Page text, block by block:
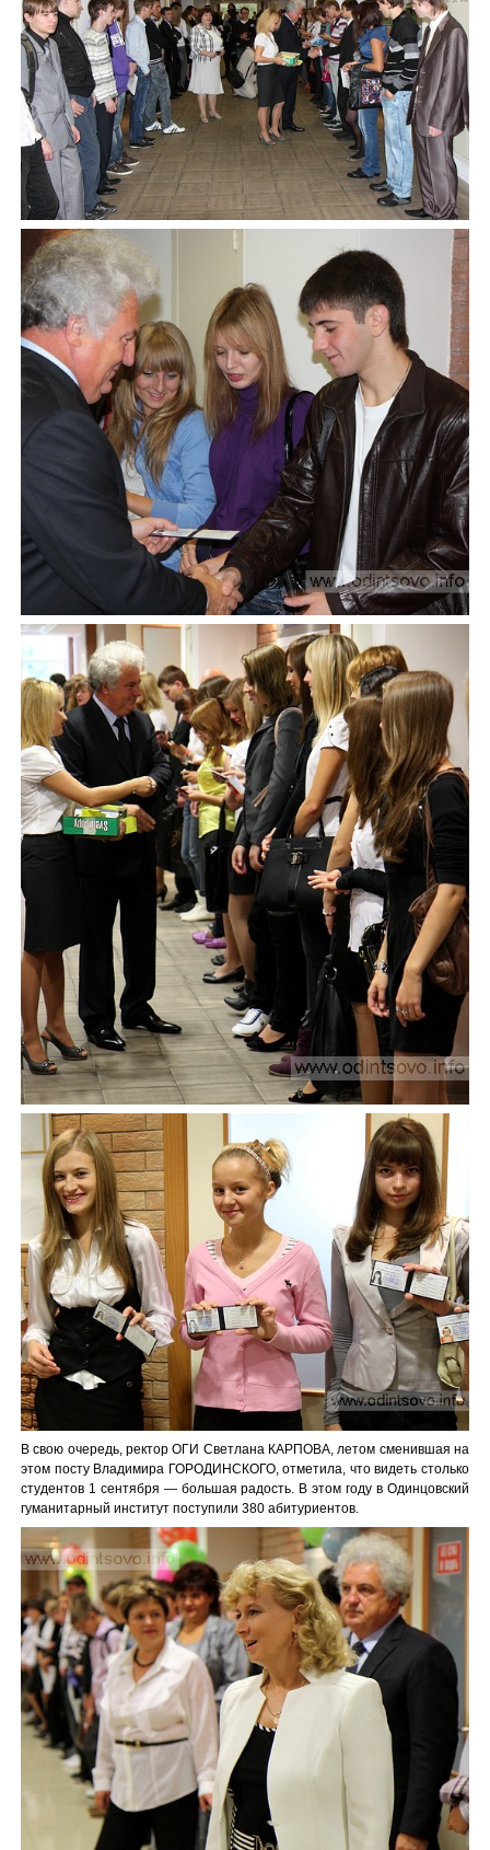
В свою очередь, ректор ОГИ Светлана КАРПОВА, летом сменившая на
этом посту Владимира ГОРОДИНСКОГО, отметила, что видеть столько
студентов 1 сентября — большая радость. В этом году в Одинцовский
гуманитарный институт поступили 380 абитуриентов.